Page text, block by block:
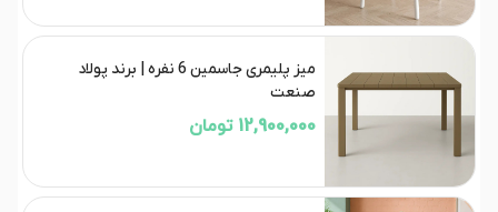
میز پلیمری جاسمین 6 نفره | برند پولاد
صنعت
12,900,000 تومان